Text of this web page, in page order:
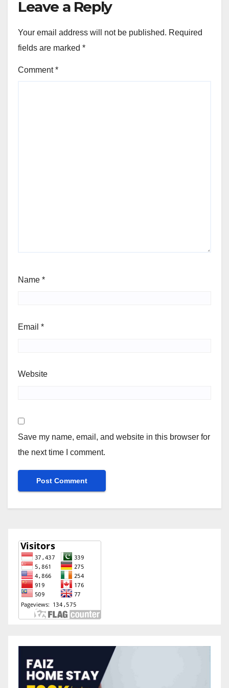
Leave a Reply
Your email address will not be published. Required
fields are marked *
Comment*
Name *
Email *
Website
Save my name, email, and website in this browser for
the next time I comment.